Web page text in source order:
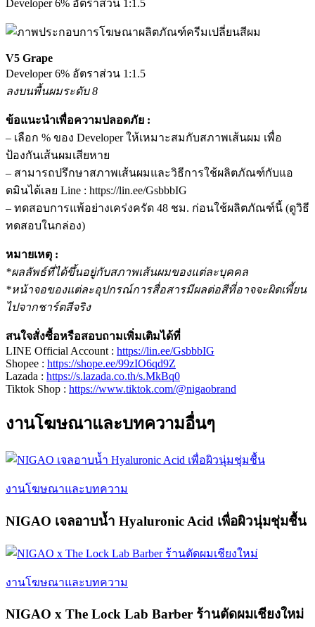
Developer 6% อัตราส่วน 1:1.5
V5 Grape
Developer 6% อัตราส่วน 1:1.5
ลงบนพื้นผมระดับ 8
ข้อแนะนำเพื่อความปลอดภัย :
– เลือก % ของ Developer ให้เหมาะสมกับสภาพเส้นผม เพื่อ
ป้องกันเส้นผมเสียหาย
– สามารถปรึกษาสภาพเส้นผมและวิธีการใช้ผลิตภัณฑ์กับแอ
ดมินได้เลย Line : https://lin.ee/GsbbbIG
– ทดสอบการแพ้อย่างเคร่งครัด 48 ชม. ก่อนใช้ผลิตภัณฑ์นี้ (ดูวิธี
ทดสอบในกล่อง)
หมายเหตุ :
*ผลลัพธ์ที่ได้ขึ้นอยู่กับสภาพเส้นผมของแต่ละบุคคล
*หน้าจอของแต่ละอุปกรณ์การสื่อสารมีผลต่อสีที่อาจจะผิดเพี้ยน
ไปจากชาร์ตสีจริง
สนใจสั่งซื้อหรือสอบถามเพิ่มเติมได้ที่
LINE Official Account : https://lin.ee/GsbbbIG
Shopee : https://shope.ee/99zIO6qd9Z
Lazada : https://s.lazada.co.th/s.MkBq0
Tiktok Shop : https://www.tiktok.com/@nigaobrand
งานโฆษณาและบทความอื่นๆ
งานโฆษณาและบทความ
NIGAO เจลอาบน้ำ Hyaluronic Acid เพื่อผิวนุ่มชุ่มชื้น
งานโฆษณาและบทความ
NIGAO x The Lock Lab Barber ร้านตัดผมเชียงใหม่